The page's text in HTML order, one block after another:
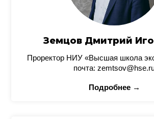
Земцов Дмитрий
Проректор НИУ «Высшая школа
почта:
Подробнее →